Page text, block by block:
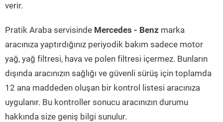
verir.
Pratik Araba servisinde Mercedes - Benz marka
aracınıza yaptırdığınız periyodik bakım sadece motor
yağ, yağ filtresi, hava ve polen filtresi içermez. Bunların
dışında aracınızın sağlığı ve güvenli sürüş için toplamda
12 ana maddeden oluşan bir kontrol listesi aracınıza
uygulanır. Bu kontroller sonucu aracınızın durumu
hakkında size geniş bilgi sunulur.